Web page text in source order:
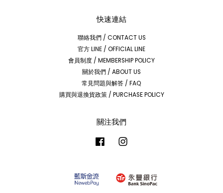
快速連結
聯絡我們 / CONTACT US
官方 LINE / OFFICIAL LINE
會員制度 / MEMBERSHIP POLICY
關於我們 / ABOUT US
常見問題與解答 / FAQ
購買與退換貨政策 / PURCHASE POLICY
關注我們
Facebook